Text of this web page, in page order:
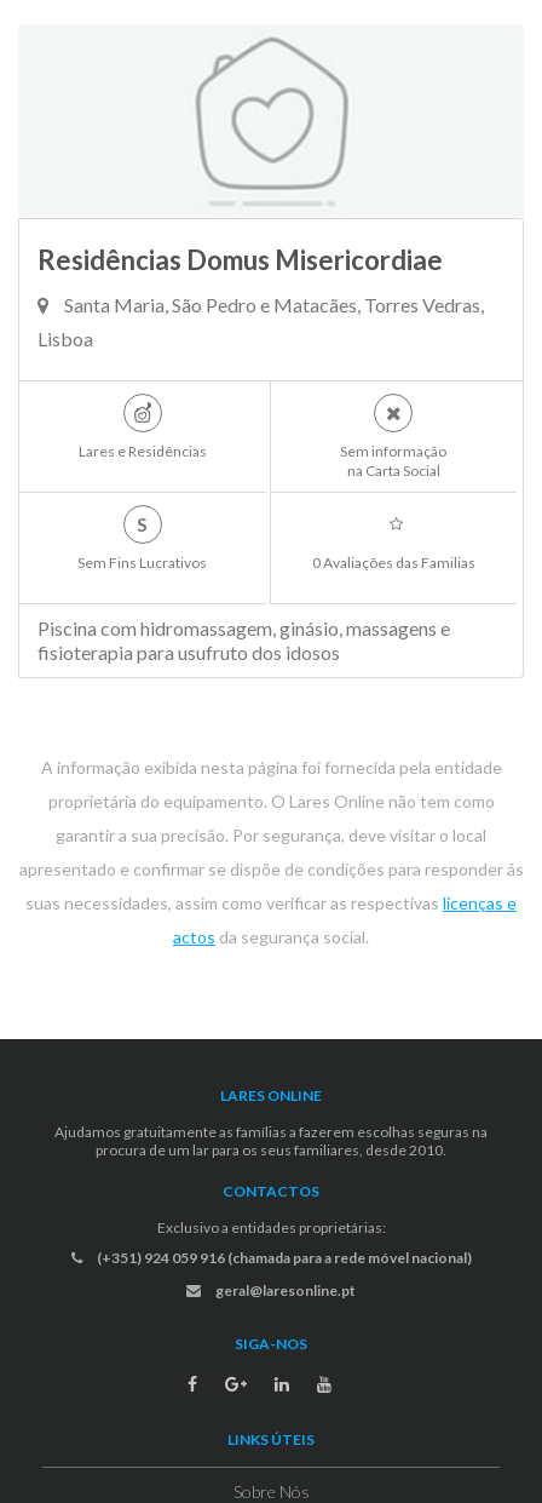
Residências Domus Misericordiae
Santa Maria, São Pedro e Matacães, Torres Vedras,
Lisboa
Lares e Residências
Sem informação
na Carta Social
S
Sem Fins Lucrativos 0 Avaliações das Familias
Piscina com hidromassagem, ginásio, massagens e
fisioterapia para usufruto dos idosos
A informação exibida nesta página foi fornecida pela entidade
proprietária do equipamento. O Lares Online não tem como
garantir a sua precisão. Por segurança, deve visitar o local
apresentado e confirmar se dispõe de condições para responder ás
suas necessidades, assim como verificar as respectivas licenças e
actos da segurança social.
LARES ONLINE
Ajudamos gratuitamente as famílias a fazerem escolhas seguras na
procura de um lar para os seus familiares, desde 2010.
CONTACTOS
Exclusivo a entidades proprietárias:
(+351) 924 059 916 (chamada para a rede móvel nacional)
geral@laresonline.pt
SIGA-NOS
LINKS ÚTEIS
Sobre Nós